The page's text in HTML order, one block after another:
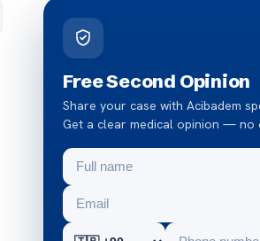
Free Second Opinion
Share your case with Acibadem
Get a clear medical opinion — no